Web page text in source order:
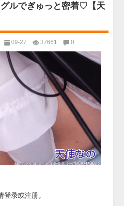
ルでぎゅっと密着♡【天
09-27 37661 0
录或注册。